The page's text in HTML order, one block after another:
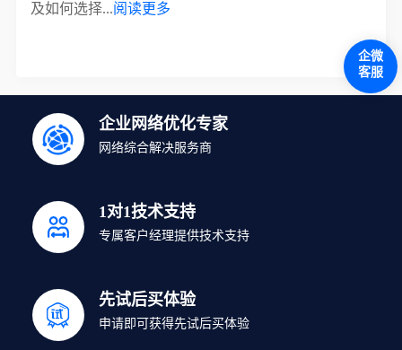
及如何选择...阅读更多
企业网络优化专家
网络综合解决服务商
1对1技术支持
专属客户经理提供技术支持
先试后买体验
申请即可获得先试后买体验
企微
客服